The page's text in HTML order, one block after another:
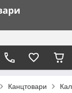
Канцтовари